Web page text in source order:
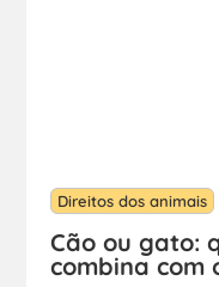
Direitos dos animais
Cão ou gato:
combina com